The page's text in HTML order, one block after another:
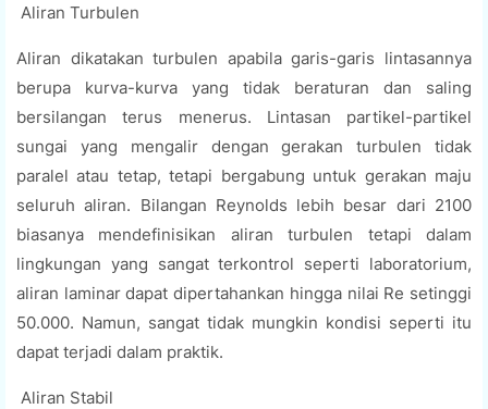
Aliran Turbulen
Aliran dikatakan turbulen apabila garis-garis lintasannya
berupa kurva-kurva yang tidak beraturan dan saling
bersilangan terus menerus. Lintasan partikel-partikel
sungai yang mengalir dengan gerakan turbulen tidak
paralel atau tetap, tetapi bergabung untuk gerakan maju
seluruh aliran. Bilangan Reynolds lebih besar dari 2100
biasanya mendefinisikan aliran turbulen tetapi dalam
lingkungan yang sangat terkontrol seperti laboratorium,
aliran laminar dapat dipertahankan hingga nilai Re setinggi
50.000. Namun, sangat tidak mungkin kondisi seperti itu
dapat terjadi dalam praktik.
Aliran Stabil